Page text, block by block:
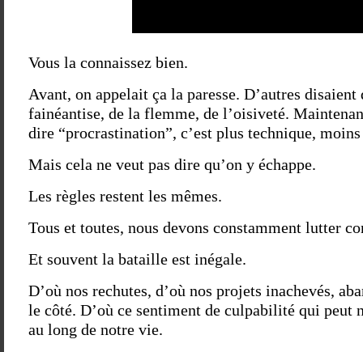
Vous la connaissez bien.
Avant, on appelait ça la paresse. D’autres disaient
fainéantise, de la flemme, de l’oisiveté.
dire “procrastination”, c’est plus technique,
Mais cela ne veut pas dire qu’on y échappe.
Les règles restent les mêmes.
Tous et toutes, nous devons constamment lutter
Et souvent la bataille est inégale.
D’où nos rechutes, d’où nos projets inachevés,
le côté. D’où ce sentiment de culpabilité qui peut
au long de notre vie.